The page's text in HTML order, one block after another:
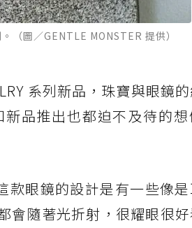
（圖／GENTLE MONSTER 提供）
系列新品，珠寶與眼鏡
品推出也都迫不及待的想
眼鏡的設計是有一些像
會隨著光折射，很耀眼很